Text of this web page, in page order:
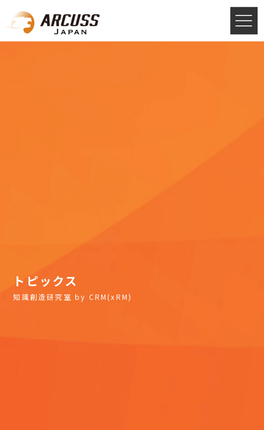
トピックス
知識創造研究室 by CRM(xRM)